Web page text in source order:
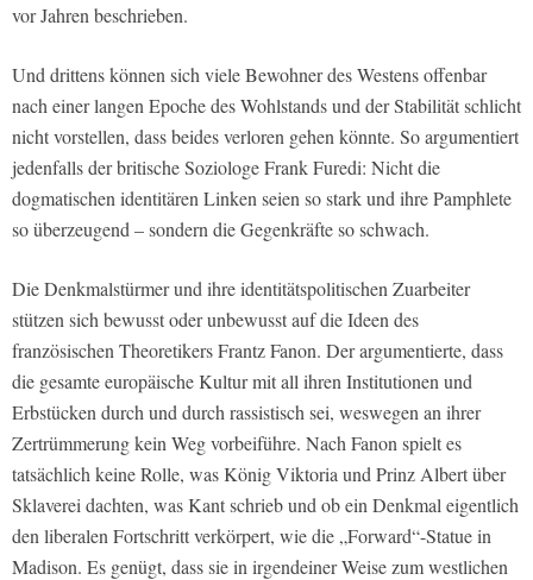
vor Jahren beschrieben.
Und drittens können sich viele Bewohner des Westens offenbar
nach einer langen Epoche des Wohlstands und der Stabilität schlicht
nicht vorstellen, dass beides verloren gehen könnte. So argumentiert
jedenfalls der britische Soziologe Frank Furedi: Nicht die
dogmatischen identitären Linken seien so stark und ihre Pamphlete
so überzeugend – sondern die Gegenkräfte so schwach.
Die Denkmalstürmer und ihre identitätspolitischen Zuarbeiter
stützen sich bewusst oder unbewusst auf die Ideen des
französischen Theoretikers Frantz Fanon. Der argumentierte, dass
die gesamte europäische Kultur mit all ihren Institutionen und
Erbstücken durch und durch rassistisch sei, weswegen an ihrer
Zertrümmerung kein Weg vorbeiführe. Nach Fanon spielt es
tatsächlich keine Rolle, was König Viktoria und Prinz Albert über
Sklaverei dachten, was Kant schrieb und ob ein Denkmal eigentlich
den liberalen Fortschritt verkörpert, wie die „Forward“-Statue in
Madison. Es genügt, dass sie in irgendeiner Weise zum westlichen